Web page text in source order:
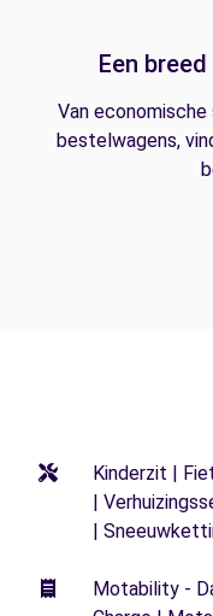
Een
Van
bestelwagens,
Kinderzit |
|
|
Motability -